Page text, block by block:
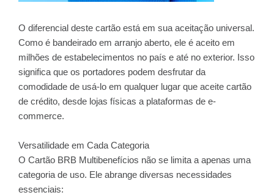
O diferencial deste cartão está em sua aceitação universal.
Como é bandeirado em arranjo aberto, ele é aceito em
milhões de estabelecimentos no país e até no exterior. Isso
significa que os portadores podem desfrutar da
comodidade de usá-lo em qualquer lugar que aceite cartão
de crédito, desde lojas físicas a plataformas de e-
commerce.
Versatilidade em Cada Categoria
O Cartão BRB Multibenefícios não se limita a apenas uma
categoria de uso. Ele abrange diversas necessidades
essenciais: